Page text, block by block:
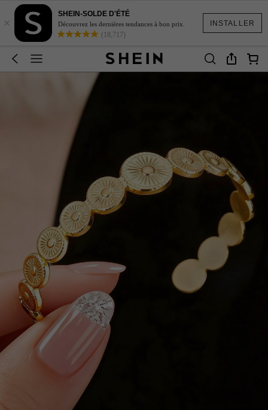
INSTALLER
×
SHEIN-SOLDE D'ÉTÉ
Découvrez les dernières tendances à bon prix.
(18,717)